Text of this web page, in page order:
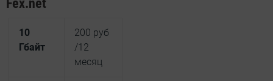
Fex.net
10
Гбайт
200 руб
/12
месяц